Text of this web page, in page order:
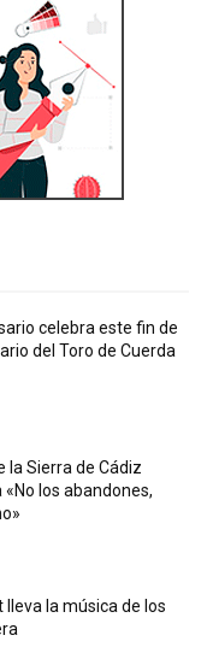
celebra este fin de
del Toro de Cuerda
la Sierra de Cádiz
los abandones,
lleva la música de los